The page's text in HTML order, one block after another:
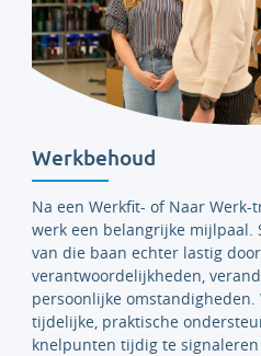
Werkbehoud
Na een Werkfit- of Naar
werk een belangrijke mijlpaal.
van die baan echter lastig
verantwoordelijkheden,
persoonlijke
tijdelijke, praktische
knelpunten tijdig te signaleren